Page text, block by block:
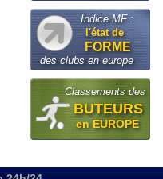
Indice MF :
l'état de
FORME
des clubs en europe
Classements des
BUTEURS
en EUROPE